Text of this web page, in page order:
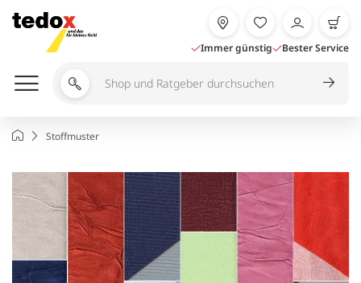
Inhalt
springen
Immer günstig Bester Service
Shop
Ratgeber
StartseiteStoffmuster